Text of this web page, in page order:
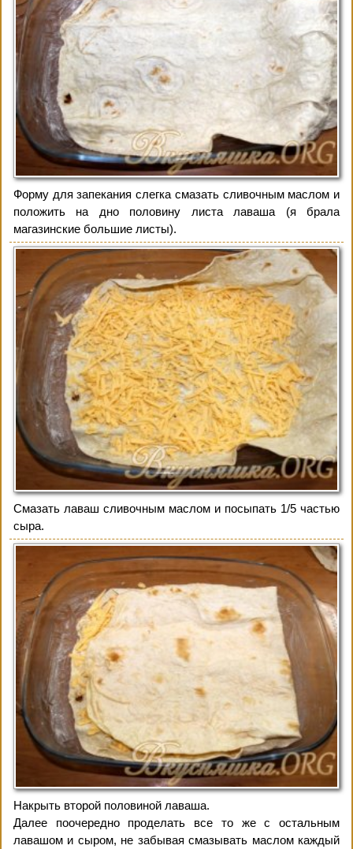
Форму для запекания слегка смазать сливочным маслом и
положить на дно половину листа лаваша (я брала
магазинские большие листы).
Смазать лаваш сливочным маслом и посыпать 1/5 частью
сыра.
Накрыть второй половиной лаваша.
Далее поочередно проделать все то же с остальным
лавашом и сыром, не забывая смазывать маслом каждый